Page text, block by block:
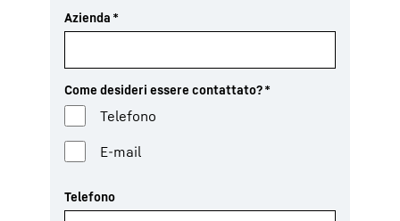
Azienda *
Come desideri essere contattato?*
Telefono
E-mail
Telefono